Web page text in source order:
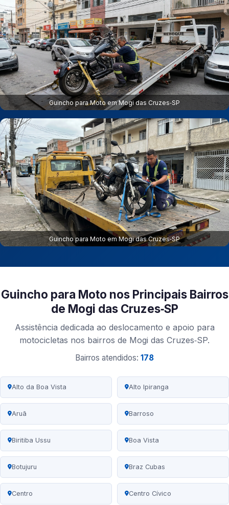
Guincho para Moto em Mogi das Cruzes‑SP
Guincho para Moto em Mogi das Cruzes‑SP
Guincho para Moto nos Principais Bairros
de Mogi das Cruzes‑SP
Assistência dedicada ao deslocamento e apoio para
motocicletas nos bairros de Mogi das Cruzes‑SP.
Bairros atendidos: 178
Alto da Boa Vista Alto Ipiranga
Aruã Barroso
Biritiba Ussu Boa Vista
Botujuru Braz Cubas
Centro Centro Cívico